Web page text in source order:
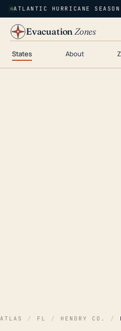
ATLANTIC HURRICANE
EvacuationZones
States About
ATLAS / FL / HENDRY CO. /